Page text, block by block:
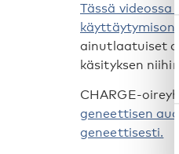
Tässä
ainutlaatuiset
käsityksen
CHARGE-
geneettisen
geneettisesti.